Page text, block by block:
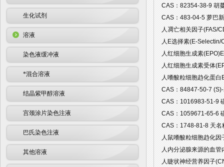
生化试剂
溶液
染色液缓冲液
*混合溶液
结晶紫甲醇溶液
宫颈涂片染色注液
巴氏染色注液
其他溶液
CAS：82354-38-9 胡
CAS：483-04-5 萝巴
人凋亡相关因子(FAS/
人E选择素(E-Selectin/
人红细胞生成素
人红细胞生成素受体
人嗜酸粒细胞趋化蛋
CAS：84847-50-7
CAS：1016983-51-9
CAS：1059671-65-6
CAS：1748-81-8 天
人鼠嗜酸粒细胞趋化
人内分泌腺来源的血
人睫状神经营养因子